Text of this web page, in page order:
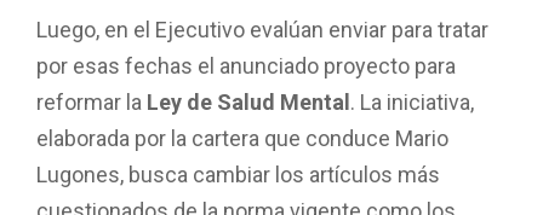
Luego, en el Ejecutivo evalúan enviar para tratar
por esas fechas el anunciado proyecto para
reformar la Ley de Salud Mental . La iniciativa,
elaborada por la cartera que conduce Mario
Lugones, busca cambiar los artículos más